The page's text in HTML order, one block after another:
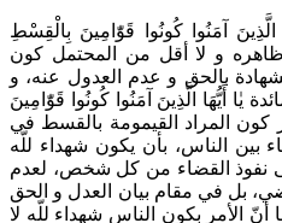
آمَنُوا كُونُوا قَوّٰامِينَ بِالْقِسْطِ
و لا أقل من المحتمل كون
بالحق و عدم العدول عنه، و
يٰا أَيُّهَا الَّذِينَ آمَنُوا كُونُوا قَوّٰامِينَ
كون المراد القيمومة بالقسط في
بين الناس، بأن يكون شهداء للّه
نفوذ القضاء من كل شخص، لعدم
بل في مقام بيان العدل و الحق
أنّ الأمر بكون الناس شهداء للّه لا